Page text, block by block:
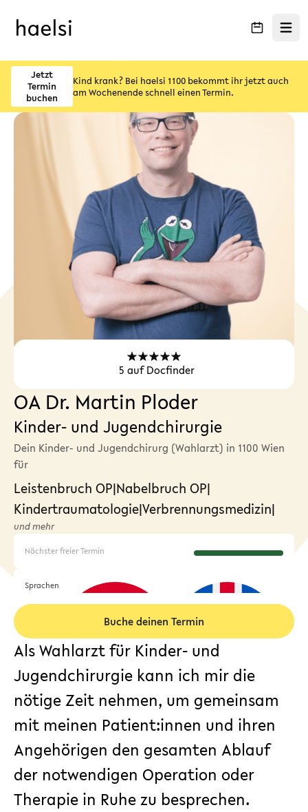
Menü
Jetzt
Termin
buchen
Kind krank? Bei haelsi 1100 bekommt ihr jetzt auch
am Wochenende schnell einen Termin.
5 auf Docfinder
OA Dr. Martin Ploder
Kinder- und Jugendchirurgie
Dein Kinder- und Jugendchirurg (Wahlarzt) in 1100 Wien
für
Leistenbruch OP|Nabelbruch OP|
Kindertraumatologie|Verbrennungsmedizin|
und mehr
Nächster freier Termin
Sprachen
Buche deinen Termin
Als Wahlarzt für Kinder- und
Jugendchirurgie kann ich mir die
nötige Zeit nehmen, um gemeinsam
mit meinen Patient:innen und ihren
Angehörigen den gesamten Ablauf
der notwendigen Operation oder
Therapie in Ruhe zu besprechen.